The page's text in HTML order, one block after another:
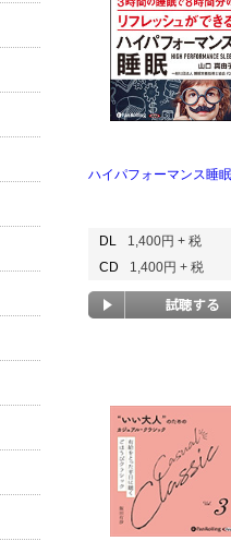
00:00/00:00
ハイパフォーマンス睡眠
DL
1,400円 + 税
CD
1,400円 + 税